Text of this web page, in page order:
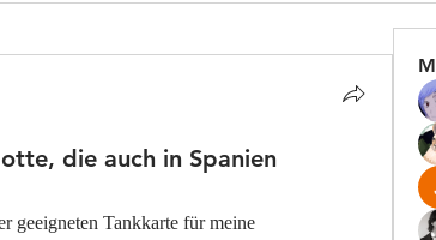
die auch in Spanien
geeigneten Tankkarte für meine